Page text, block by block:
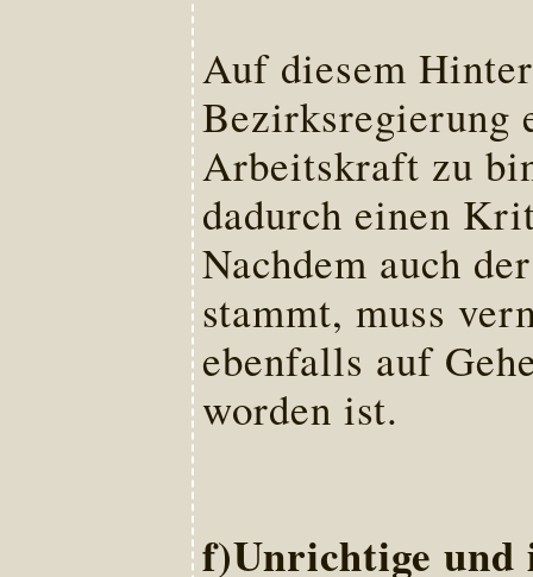
Auf diesem
Bezirksregierung
Arbeitskraft zu
dadurch einen
Nachdem auch
stammt, muss
ebenfalls auf
worden ist.
f)Unrichtige und